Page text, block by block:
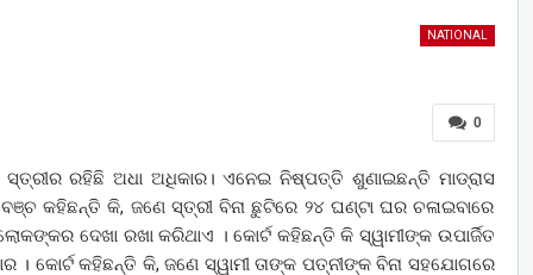
NATIONAL
0
ରହିଛି ଅଧା ଅଧିକାର। ଏନେଇ ନିଷ୍ପତ୍ତି ଶୁଣାଇଛନ୍ତି ମାଡ୍ରାସ
କହିଛନ୍ତି କି, ଜଣେ ସ୍ତ୍ରୀ ବିନା ଛୁଟିରେ ୨୪ ଘଣ୍ଟା ଘର ଚଳାଇବାରେ
ଦେଖା ରଖା କରିଥାଏ । କୋର୍ଟ କହିଛନ୍ତି କି ସ୍ୱାମୀଙ୍କ ଉପାର୍ଜିତ
। କୋର୍ଟ କହିଛନ୍ତି କି, ଜଣେ ସ୍ୱାମୀ ତାଙ୍କ ପତ୍ନୀଙ୍କ ବିନା ସହଯୋଗରେ